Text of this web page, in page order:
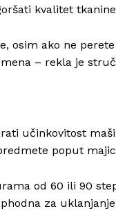
kvalitet
osim ako ne
– rekla je
učinkovitost
poput
od 60 ili 90
za